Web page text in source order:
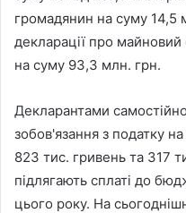
громадянин на суму 14,5
декларації про
на суму 93,3 млн. грн.
Декларантами
зобов'язання з податку
823 тис. гривень та 317
підлягають сплаті до
цього року. На